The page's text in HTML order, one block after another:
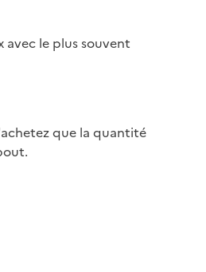
le plus souvent
que la quantité